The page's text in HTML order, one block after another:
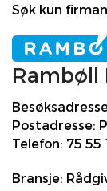
Søk kun
Rambøll
Postadresse:
Telefon: 75 55
Bransje: